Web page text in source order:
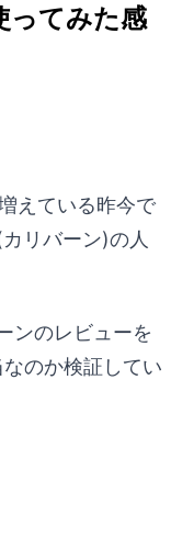
てみた感
えている昨今で
リバーン)の人
ンのレビューを
のか検証してい